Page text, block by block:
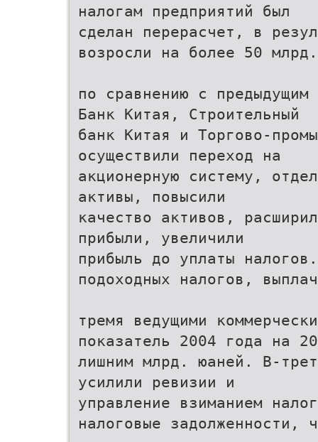
налогам предприятий был
сделан перерасчет, в
возросли на более 50
по сравнению с
Банк Китая, Строительный
банк Китая и Торгово-
осуществили переход на
акционерную систему,
активы, повысили
качество активов,
прибыли, увеличили
прибыль до уплаты
подоходных налогов,
тремя ведущими
показатель 2004 года на
лишним млрд. юаней. В-
усилили ревизии и
управление взиманием
налоговые задолженности,